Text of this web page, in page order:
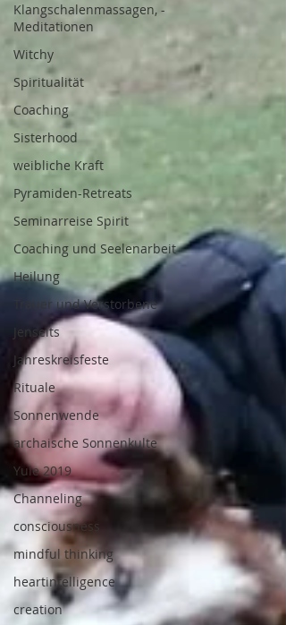
Klangschalenmassagen, -
Meditationen
Witchy
Spiritualität
Coaching
Sisterhood
weibliche Kraft
Pyramiden-Retreats
Seminarreise Spirit
Coaching und Seelenarbeit
Heilung
Trauer und Verstorbene
Jenseits
Jahreskreisfeste
Rituale
Sonnenwende
archaische Sonnenkulte
Yule 2019
Channeling
consciousness
mindful thinking
heartintelligence
creation